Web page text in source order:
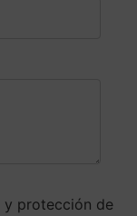
y protección de